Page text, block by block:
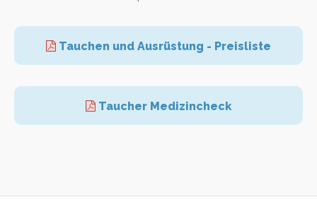
Tauchen und Ausrüstung - Preisliste
Taucher Medizincheck